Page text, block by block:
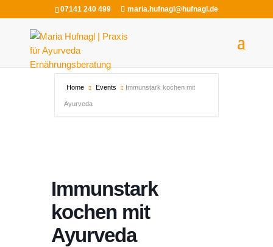
07141 240 499 maria.hufnagl@hufnagl.de
Home Events Immunstark kochen mit
Ayurveda
Immunstark
kochen mit
Ayurveda